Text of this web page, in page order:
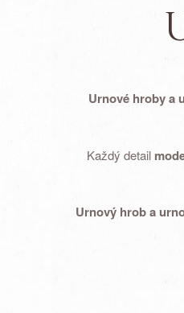
Urnové hroby a
Každý detail
Urnový hrob a